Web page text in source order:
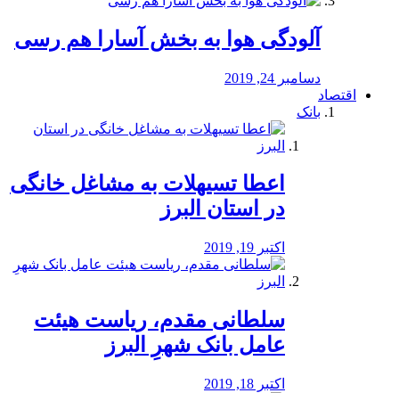
آلودگی هوا به بخش آسارا هم رسی
دسامبر 24, 2019
اقتصاد
بانک
️اعطا تسیهلات به مشاغل خانگی
در استان البرز
اکتبر 19, 2019
سلطانی مقدم، ریاست هیئت
عامل بانک شهرِ البرز
اکتبر 18, 2019